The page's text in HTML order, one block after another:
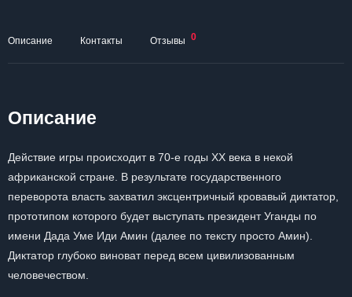
Описание Контакты Отзывы 0
Описание
Действие игры происходит в 70-е годы ХХ века в некой
африканской стране. В результате государственного
переворота власть захватил эксцентричный кровавый диктатор,
прототипом которого будет выступать президент Уганды по
имени Дада Уме Иди Амин (далее по тексту просто Амин).
Диктатор глубоко виноват перед всем цивилизованным
человечеством.